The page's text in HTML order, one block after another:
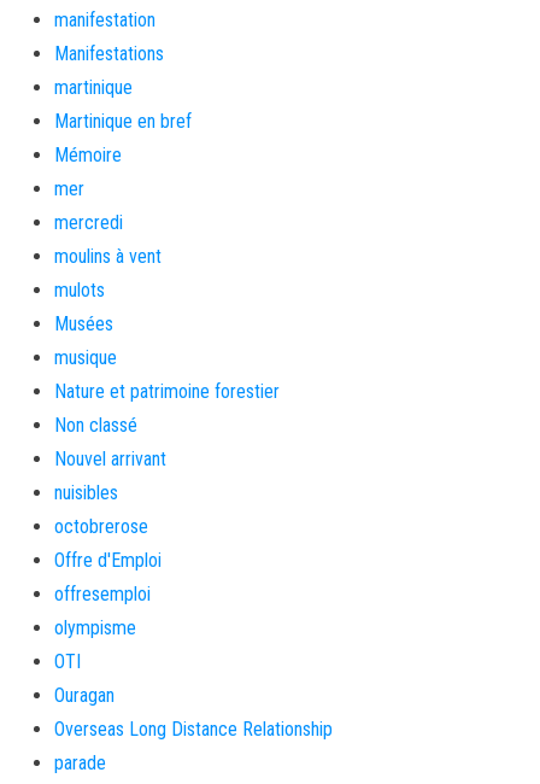
manifestation
Manifestations
martinique
Martinique en bref
Mémoire
mer
mercredi
moulins à vent
mulots
Musées
musique
Nature et patrimoine forestier
Non classé
Nouvel arrivant
nuisibles
octobrerose
Offre d'Emploi
offresemploi
olympisme
OTI
Ouragan
Overseas Long Distance Relationship
parade